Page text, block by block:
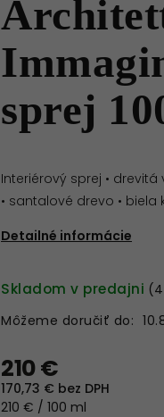
sprej
Interiérový sprej •
• santalové drevo •
Detailné informácie
210 €
170,73 € bez DPH
210 € / 100 ml
Skladom v predajni
Môžeme doručiť do: